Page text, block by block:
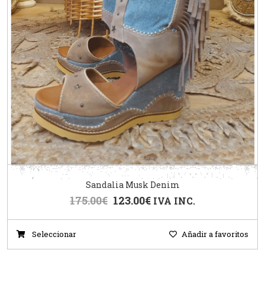
Sandalia Musk Denim
175.00€ 123.00€ IVA INC.
Seleccionar Añadir a favoritos